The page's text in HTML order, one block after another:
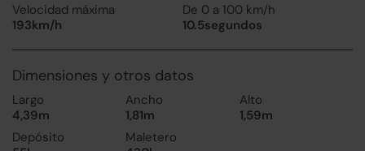
Velocidad máxima
193km/h
De 0 a 100 km/h
10.5segundos
Dimensiones y otros datos
Largo
4,39m
Ancho
1,81m
Alto
1,59m
Depósito
Maletero